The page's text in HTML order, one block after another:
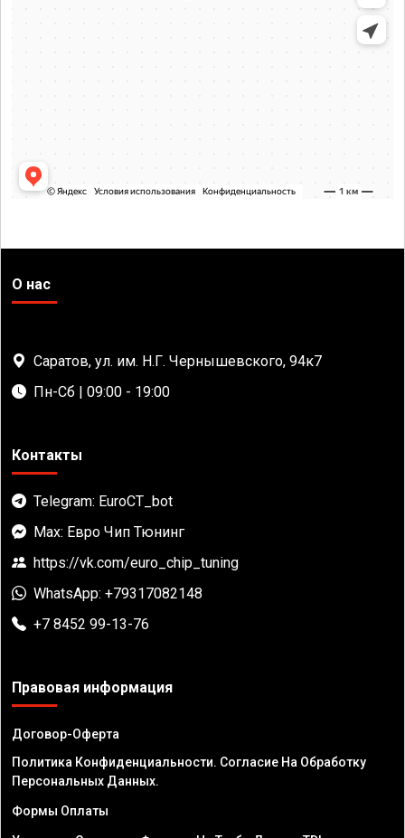
О нас
Саратов, ул. им. Н.Г. Чернышевского, 94к7
Пн-Сб | 09:00 - 19:00
Контакты
Telegram: EuroCT_bot
Max: Евро Чип Тюнинг
https://vk.com/euro_chip_tuning
WhatsApp: +79317082148
+7 8452 99-13-76
Правовая информация
Договор-Оферта
Политика Конфиденциальности. Согласие На Обработку
Персональных Данных.
Формы Оплаты